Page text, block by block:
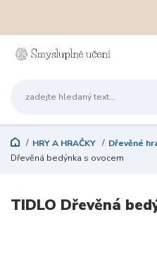
HRY A HRAČKY Dřevěné
Dřevěná bedýnka s ovocem
TIDLO Dřevěná